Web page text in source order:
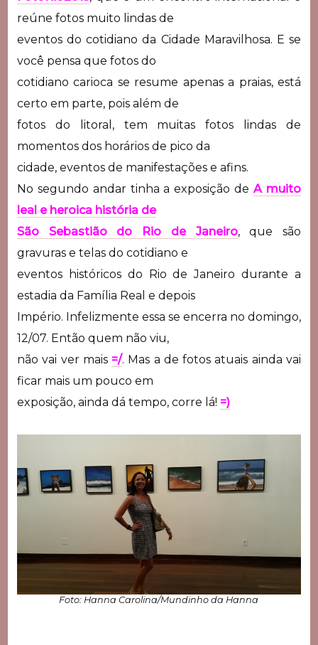
reúne fotos muito lindas de
eventos do cotidiano da Cidade Maravilhosa. E se
você pensa que fotos do
cotidiano carioca se resume apenas a praias, está
certo em parte, pois além de
fotos do litoral, tem muitas fotos lindas de
momentos dos horários de pico da
cidade, eventos de manifestações e afins.
No segundo andar tinha a exposição deA muito
leal e heroica história de
São Sebastião do Rio de Janeiro, que são
gravuras e telas do cotidiano e
eventos históricos do Rio de Janeiro durante a
estadia da Família Real e depois
Império. Infelizmente essa se encerra no domingo,
12/07. Então quem não viu,
não vai ver mais =/. Mas a de fotos atuais ainda vai
ficar mais um pouco em
exposição, ainda dá tempo, corre lá! =)
Foto: Hanna Carolina/Mundinho da Hanna